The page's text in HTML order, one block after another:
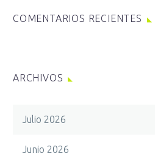
COMENTARIOS RECIENTES
ARCHIVOS
Julio 2026
Junio 2026